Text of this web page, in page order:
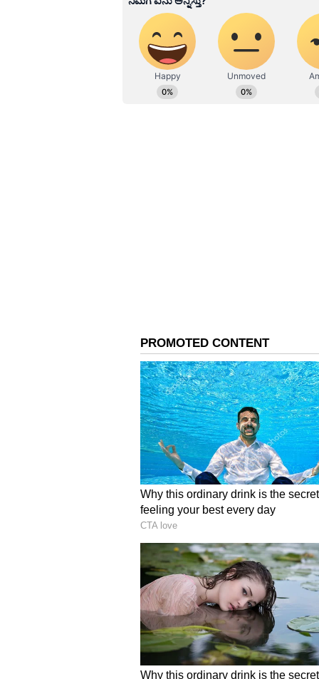
2009ರಲ್ಲಿ ಬನಶಂಕರಿ 2ನೇ ಹಂತದಲ್ಲಿ
ಕಂಪನಿಯನ್ನು ಅನಂತರಾಮ್‌ ಶುರು
ಬೆಂಗಳೂರು: ಮಿಲಿಟರಿ ಅಧಿಕಾರಿ(Military
ವಂಚಿಸುತ್ತಿದ್ದ ವ್ಯಕ್ತಿಯೊಬ್ಬನನ್ನು
ಬೆಂಗಳೂರು ನಗರ ಪೊಲೀಸರು ಜಂಟಿ
Bengaluru Crime: ‘ಅದೃಷ್ಟದ
ಭಾರತೀಯ ಸೇನೆಯಲ್ಲಿ(Indian Army)
ಎಂಬಾತ ಸೇನೆಯಲ್ಲಿ ಕೆಲಸಕ್ಕೆ ಸೇರ
ನೀಡುವುದಾಗಿ ವಂಚಿಸುತ್ತಿದ್ದ ಮತ್ತು ನಕಲಿ
ನಗರ ಪೊಲೀಸ್‌ ಠಾಣೆಯಲ್ಲಿ ದೂರು
ಜನಾ 2009ರಲ್ಲಿ ಸೇನೆ ಬಿ
ಟ್ಟಿದ್ದ. ಉದ್ಯೋಗಕಾಂಕ್ಷಿಗಳನ್ನು ಸೆಳೆಯಲು
ಹೂರಣ ಹೊತ್ತು ತರುವ ಕನ್ನಡಪ್ರಭ,
ಎತ್ತುವ ಕನ್ನಡಪ್ರಭ ದಿನ ಪತ್ರಿಕೆಯಲ್ಲಿ